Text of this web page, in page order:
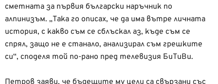
сметната за първия български наръчник по
алпинизъм. „Така го описах, че да има вътре личната
история, с какво съм се сблъскал аз, къде съм се
спрял, защо не е станало, анализирал съм грешките
си“, споделя той по-рано пред телевизия БиТиВи.
Петров заяви, че бъдещите му цели са свързани със